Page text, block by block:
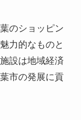
のショッピン
力的なものと
設は地域経済
市の発展に貢